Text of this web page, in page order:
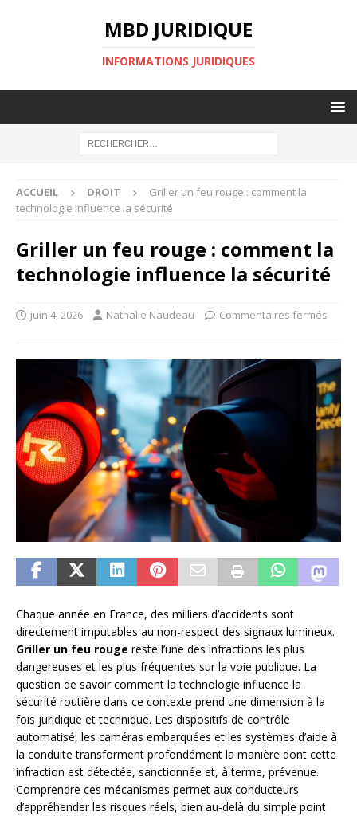
MBD JURIDIQUE
INFORMATIONS JURIDIQUES
ACCUEIL DROIT
Griller un feu rouge : comment la
technologie influence la sécurité
Griller un feu rouge : comment la
technologie influence la sécurité
juin 4, 2026 Nathalie Naudeau Commentaires fermés
Chaque année en France, des milliers d’accidents sont
directement imputables au non-respect des signaux lumineux.
Griller un feu rouge reste l’une des infractions les plus
dangereuses et les plus fréquentes sur la voie publique. La
question de savoir comment la technologie influence la
sécurité routière dans ce contexte prend une dimension à la
fois juridique et technique. Les dispositifs de contrôle
automatisé, les caméras embarquées et les systèmes d’aide à
la conduite transforment profondément la manière dont cette
infraction est détectée, sanctionnée et, à terme, prévenue.
Comprendre ces mécanismes permet aux conducteurs
d’appréhender les risques réels, bien au-delà du simple point